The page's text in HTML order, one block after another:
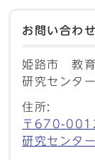
お問い合わせ
姫路市 教
研究センタ
住所:
〒670-
研究センタ